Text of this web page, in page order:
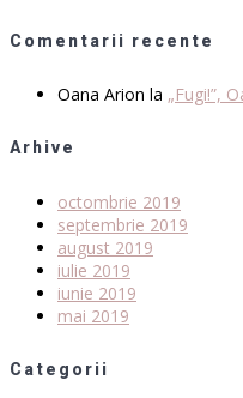
Comentarii recente
Oana Arion la „Fugi!”,
Arhive
octombrie 2019
septembrie 2019
august 2019
iulie 2019
iunie 2019
mai 2019
Categorii